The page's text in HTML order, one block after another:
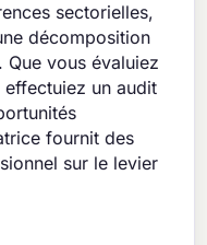
sectorielles,
décomposition
vous évaluiez
un audit
fournit des
sur le levier